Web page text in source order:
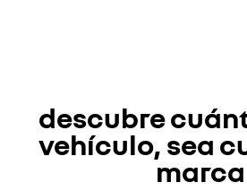
descubre
vehículo, sea
marca